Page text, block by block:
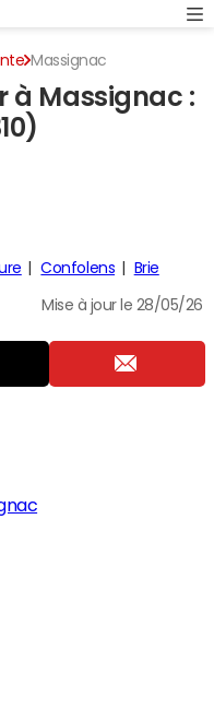
Massignac
à Massignac :
Confolens Brie
Mise à jour le 28/05/26